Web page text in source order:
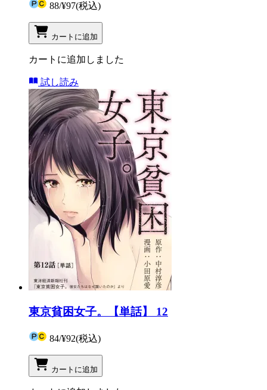
88/¥97(税込)
カートに追加
カートに追加しました
試し読み
東京貧困女子。【単話】 12
84/¥92(税込)
カートに追加